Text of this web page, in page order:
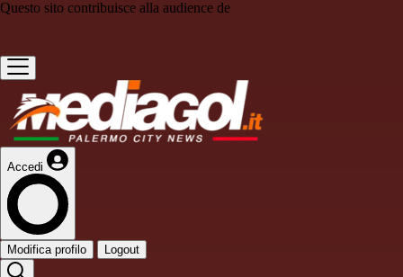
Questo sito contribuisce alla audience de
Accedi
Modifica profilo Logout